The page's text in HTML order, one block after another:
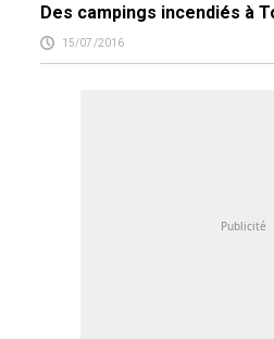
Des campings incendiés à
15/07/2016